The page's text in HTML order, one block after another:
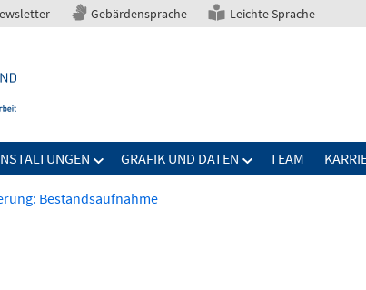
Gebärdensprache Leichte Sprache
GRAFIK UND DATEN TEAM
Bestandsaufnahme